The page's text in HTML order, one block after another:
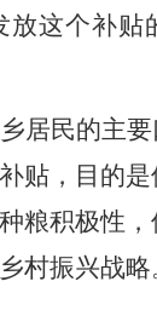
放这个补贴
居民的主要
贴，目的
粮积极性，
村振兴战略